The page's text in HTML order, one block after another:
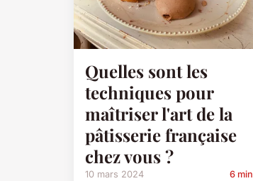
Quelles sont les
techniques pour
maîtriser l'art de la
pâtisserie française
chez vous ?
10 mars 2024 6 min